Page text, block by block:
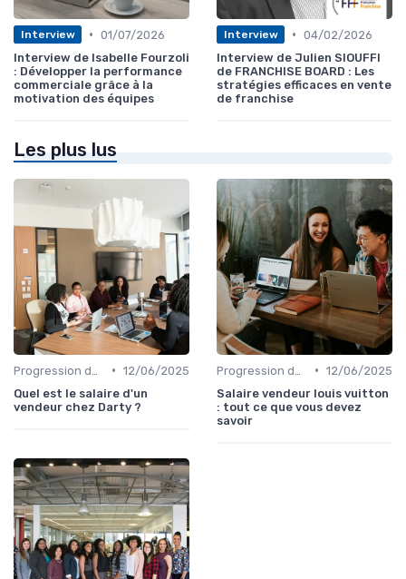
Interview • 01/07/2026
Interview de Isabelle Fourzoli
: Développer la performance
commerciale grâce à la
motivation des équipes
Interview • 04/02/2026
Interview de Julien SIOUFFI
de FRANCHISE BOARD : Les
stratégies efficaces en vente
de franchise
Les plus lus
• 12/06/2025
Quel est le salaire d'un
vendeur chez Darty ?
• 12/06/2025
Salaire vendeur louis vuitton
: tout ce que vous devez
savoir